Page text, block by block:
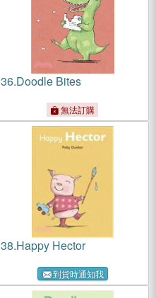
36.Doodle Bites
無法訂購
38.Happy Hector
到貨時通知我